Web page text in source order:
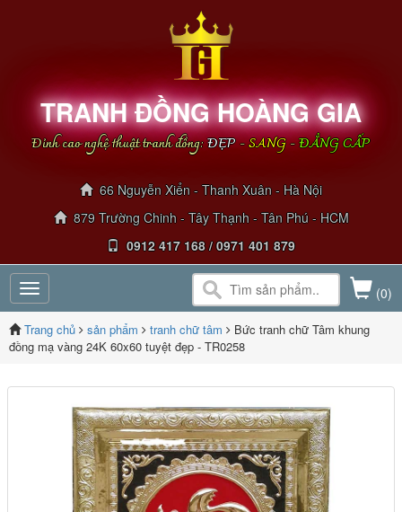
TRANH ĐỒNG HOÀNG GIA
Đỉnh cao nghệ thuật tranh đồng:ĐẸP-SANG-ĐẲNG CẤP
66 Nguyễn Xiển - Thanh Xuân - Hà Nội
879 Trường Chinh - Tây Thạnh - Tân Phú - HCM
0912 417 168 / 0971 401 879
Toggle
navigation
(0)
Trang chủ sản phẩm tranh chữ tâm
Bức tranh chữ Tâm khung
đồng mạ vàng 24K 60x60 tuyệt đẹp - TR0258